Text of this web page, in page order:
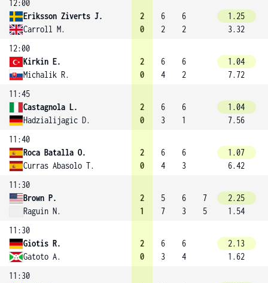
12:00
Eriksson Ziverts J.
Carroll M.
2
0
6
2
6
2
1.25
3.32
12:00
Kirkin E.
Michalik R.
2
0
6
4
6
2
1.04
7.72
11:45
Castagnola L.
Hadzialijagic D.
2
0
6
3
6
1
1.04
7.56
11:40
Roca Batalla O.
Curras Abasolo T.
2
0
6
4
6
3
1.07
6.42
11:30
Brown P.
Raguin N.
2
1
5
7
6
3
7
5
2.25
1.54
11:30
Giotis R.
Gatoto A.
2
0
6
3
6
4
2.13
1.62
11:30